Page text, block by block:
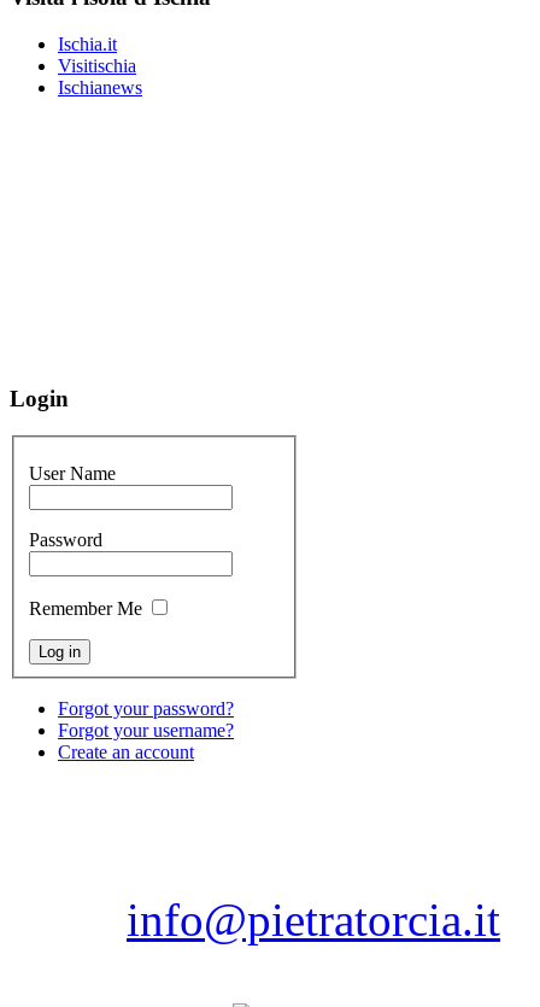
Ischia.it
Visitischia
Ischianews
Login
User Name
Password
Remember Me
Forgot your password?
Forgot your username?
Create an account
info@pietratorcia.it